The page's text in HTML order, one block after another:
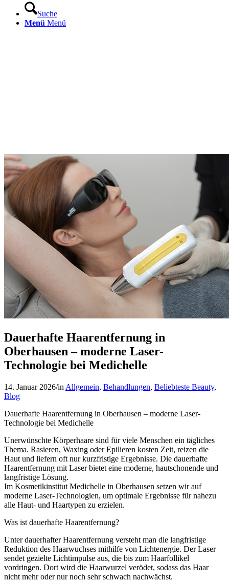
Suche
Menü Menü
Dauerhafte Haarentfernung in
Oberhausen – moderne Laser-
Technologie bei Medichelle
14. Januar 2026/in Allgemein, Behandlungen, Beliebteste Beauty,
Blog
Dauerhafte Haarentfernung in Oberhausen – moderne Laser-
Technologie bei Medichelle
Unerwünschte Körperhaare sind für viele Menschen ein tägliches
Thema. Rasieren, Waxing oder Epilieren kosten Zeit, reizen die
Haut und liefern oft nur kurzfristige Ergebnisse. Die dauerhafte
Haarentfernung mit Laser bietet eine moderne, hautschonende und
langfristige Lösung.
Im Kosmetikinstitut Medichelle in Oberhausen setzen wir auf
moderne Laser-Technologien, um optimale Ergebnisse für nahezu
alle Haut- und Haartypen zu erzielen.
Was ist dauerhafte Haarentfernung?
Unter dauerhafter Haarentfernung versteht man die langfristige
Reduktion des Haarwuchses mithilfe von Lichtenergie. Der Laser
sendet gezielte Lichtimpulse aus, die bis zum Haarfollikel
vordringen. Dort wird die Haarwurzel verödet, sodass das Haar
nicht mehr oder nur noch sehr schwach nachwächst.